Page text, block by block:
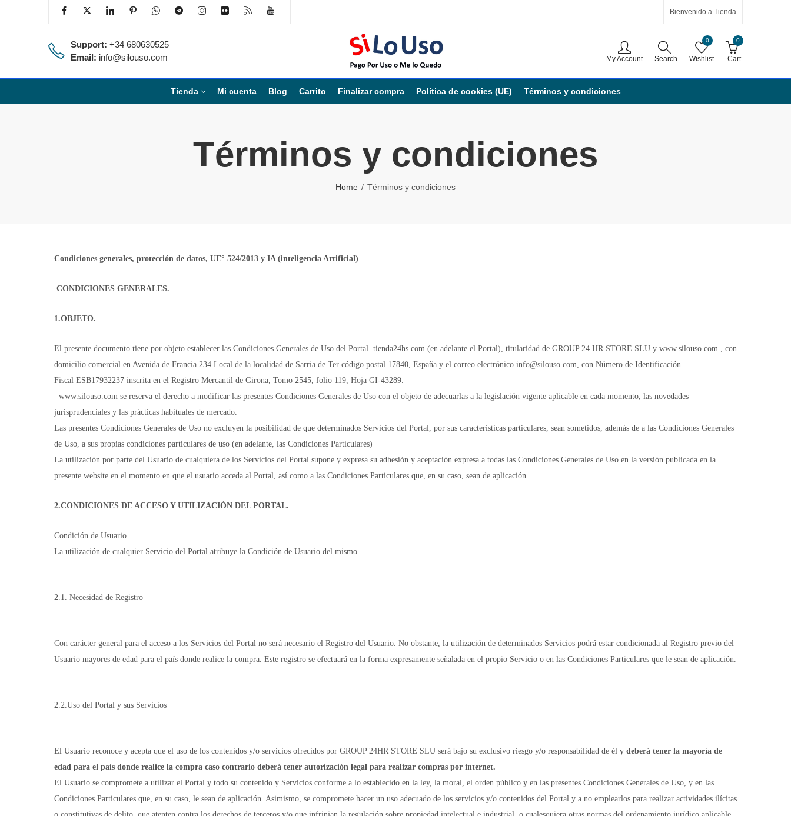
Bienvenido a Tienda
Support: +34 680630525
Email: info@silouso.com My Account Search
0
Wishlist
0
Cart
Tienda Mi cuenta Blog Carrito Finalizar compra Política de cookies (UE) Términos y condiciones
Términos y condiciones
Home Términos y condiciones
Condiciones generales, protección de datos, UE° 524/2013 y IA (inteligencia Artificial)
CONDICIONES GENERALES.
1.OBJETO.
El presente documento tiene por objeto establecer las Condiciones Generales de Uso del Portal tienda24hs.com (en adelante el Portal), titularidad de GROUP 24 HR STORE SLU y www.silouso.com , con
domicilio comercial en Avenida de Francia 234 Local de la localidad de Sarria de Ter código postal 17840, España y el correo electrónico info@silouso.com, con Número de Identificación
Fiscal ESB17932237 inscrita en el Registro Mercantil de Girona, Tomo 2545, folio 119, Hoja GI-43289.
www.silouso.com se reserva el derecho a modificar las presentes Condiciones Generales de Uso con el objeto de adecuarlas a la legislación vigente aplicable en cada momento, las novedades
jurisprudenciales y las prácticas habituales de mercado.
Las presentes Condiciones Generales de Uso no excluyen la posibilidad de que determinados Servicios del Portal, por sus características particulares, sean sometidos, además de a las Condiciones Generales
de Uso, a sus propias condiciones particulares de uso (en adelante, las Condiciones Particulares)
La utilización por parte del Usuario de cualquiera de los Servicios del Portal supone y expresa su adhesión y aceptación expresa a todas las Condiciones Generales de Uso en la versión publicada en la
presente website en el momento en que el usuario acceda al Portal, así como a las Condiciones Particulares que, en su caso, sean de aplicación.
2.CONDICIONES DE ACCESO Y UTILIZACIÓN DEL PORTAL.
Condición de Usuario
La utilización de cualquier Servicio del Portal atribuye la Condición de Usuario del mismo.
2.1. Necesidad de Registro
Con carácter general para el acceso a los Servicios del Portal no será necesario el Registro del Usuario. No obstante, la utilización de determinados Servicios podrá estar condicionada al Registro previo del
Usuario mayores de edad para el país donde realice la compra. Este registro se efectuará en la forma expresamente señalada en el propio Servicio o en las Condiciones Particulares que le sean de aplicación.
2.2.Uso del Portal y sus Servicios
El Usuario reconoce y acepta que el uso de los contenidos y/o servicios ofrecidos por GROUP 24HR STORE SLU será bajo su exclusivo riesgo y/o responsabilidad de él y deberá tener la mayoría de
edad para el país donde realice la compra caso contrario deberá tener autorización legal para realizar compras por internet.
El Usuario se compromete a utilizar el Portal y todo su contenido y Servicios conforme a lo establecido en la ley, la moral, el orden público y en las presentes Condiciones Generales de Uso, y en las
Condiciones Particulares que, en su caso, le sean de aplicación. Asimismo, se compromete hacer un uso adecuado de los servicios y/o contenidos del Portal y a no emplearlos para realizar actividades ilícitas